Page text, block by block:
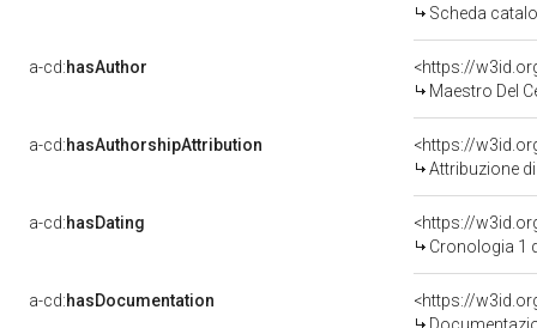
Scheda
a-cd:hasAuthor
<https://
Maestro Del
a-cd:hasAuthorshipAttribution
<https://
Attribuzione di
a-cd:hasDating
<https://
Cronologia 1
a-cd:hasDocumentation